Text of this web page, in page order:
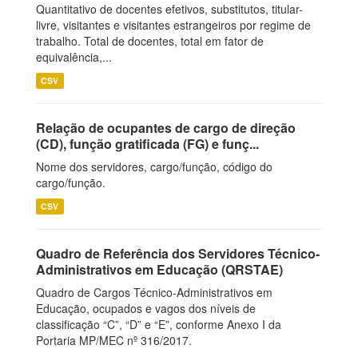
Quantitativo de docentes efetivos, substitutos, titular-
livre, visitantes e visitantes estrangeiros por regime de
trabalho. Total de docentes, total em fator de
equivalência,...
CSV
Relação de ocupantes de cargo de direção
(CD), função gratificada (FG) e funç...
Nome dos servidores, cargo/função, código do
cargo/função.
CSV
Quadro de Referência dos Servidores Técnico-
Administrativos em Educação (QRSTAE)
Quadro de Cargos Técnico-Administrativos em
Educação, ocupados e vagos dos níveis de
classificação “C”, “D” e “E”, conforme Anexo I da
Portaria MP/MEC nº 316/2017.